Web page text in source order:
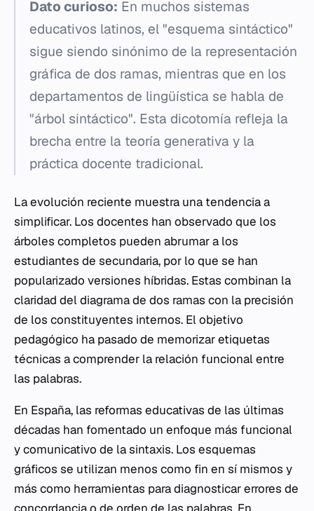
Dato curioso: En muchos sistemas
educativos latinos, el "esquema sintáctico"
sigue siendo sinónimo de la representación
gráfica de dos ramas, mientras que en los
departamentos de lingüística se habla de
"árbol sintáctico". Esta dicotomía refleja la
brecha entre la teoría generativa y la
práctica docente tradicional.
La evolución reciente muestra una tendencia a
simplificar. Los docentes han observado que los
árboles completos pueden abrumar a los
estudiantes de secundaria, por lo que se han
popularizado versiones híbridas. Estas combinan la
claridad del diagrama de dos ramas con la precisión
de los constituyentes internos. El objetivo
pedagógico ha pasado de memorizar etiquetas
técnicas a comprender la relación funcional entre
las palabras.
En España, las reformas educativas de las últimas
décadas han fomentado un enfoque más funcional
y comunicativo de la sintaxis. Los esquemas
gráficos se utilizan menos como fin en sí mismos y
más como herramientas para diagnosticar errores de